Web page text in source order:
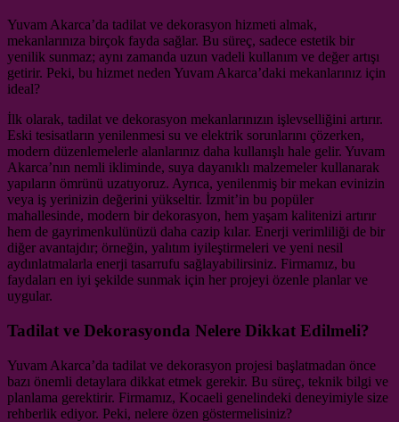
Yuvam Akarca’da tadilat ve dekorasyon hizmeti almak,
mekanlarınıza birçok fayda sağlar. Bu süreç, sadece estetik bir
yenilik sunmaz; aynı zamanda uzun vadeli kullanım ve değer artışı
getirir. Peki, bu hizmet neden Yuvam Akarca’daki mekanlarınız için
ideal?
İlk olarak, tadilat ve dekorasyon mekanlarınızın işlevselliğini artırır.
Eski tesisatların yenilenmesi su ve elektrik sorunlarını çözerken,
modern düzenlemelerle alanlarınız daha kullanışlı hale gelir. Yuvam
Akarca’nın nemli ikliminde, suya dayanıklı malzemeler kullanarak
yapıların ömrünü uzatıyoruz. Ayrıca, yenilenmiş bir mekan evinizin
veya iş yerinizin değerini yükseltir. İzmit’in bu popüler
mahallesinde, modern bir dekorasyon, hem yaşam kalitenizi artırır
hem de gayrimenkulünüzü daha cazip kılar. Enerji verimliliği de bir
diğer avantajdır; örneğin, yalıtım iyileştirmeleri ve yeni nesil
aydınlatmalarla enerji tasarrufu sağlayabilirsiniz. Firmamız, bu
faydaları en iyi şekilde sunmak için her projeyi özenle planlar ve
uygular.
Tadilat ve Dekorasyonda Nelere Dikkat Edilmeli?
Yuvam Akarca’da tadilat ve dekorasyon projesi başlatmadan önce
bazı önemli detaylara dikkat etmek gerekir. Bu süreç, teknik bilgi ve
planlama gerektirir. Firmamız, Kocaeli genelindeki deneyimiyle size
rehberlik ediyor. Peki, nelere özen göstermelisiniz?